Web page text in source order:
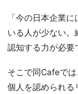
「今の日本企業
いる人が少ない。
認知する力が必要
そこで同Cafeでは
個人を認められる